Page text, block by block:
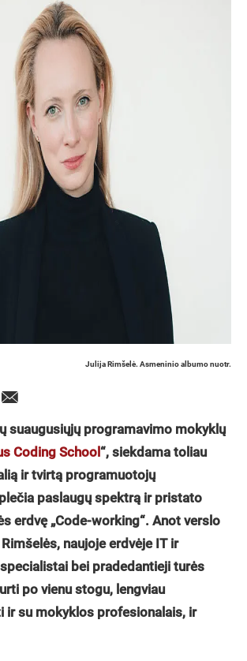
Julija Rimšelė. Asmeninio albumo nuotr.
suaugusiųjų programavimo mokyklų
Coding School “, siekdama toliau
ir tvirtą programuotojų
paslaugų spektrą ir pristato
erdvę „Code-working“. Anot verslo
naujoje erdvėje IT ir
bei pradedantieji turės
po vienu stogu, lengviau
ir su mokyklos profesionalais, ir